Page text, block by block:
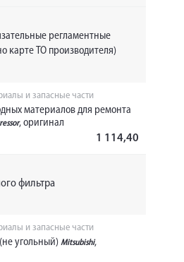
регламентные
карте ТО производителя)
и запасные части
материалов для ремонта
, оригинал
1 114,40
фильтра
и запасные части
угольный) Mitsubishi,